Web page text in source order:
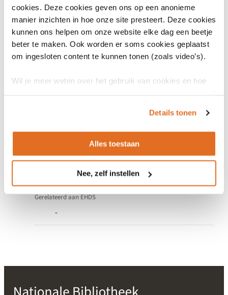
cookies. Deze cookies geven ons op een anonieme
manier inzichten in hoe onze site presteert. Deze cookies
kunnen ons helpen om onze website elke dag een beetje
beter te maken. Ook worden er soms cookies geplaatst
om ingesloten content te kunnen tonen (zoals video’s).
Wil je meer weten over het gebruik van cookies en hoe
Details tonen
Alles toestaan
Nee, zelf instellen
In Ontwikkeling Beta
Uitwisseling van labgegevens:
Zorgverlener raadpleegt
laboratoriumresultaten.
Gerelateerd aan Wegiz
Gerelateerd aan EHDS
-